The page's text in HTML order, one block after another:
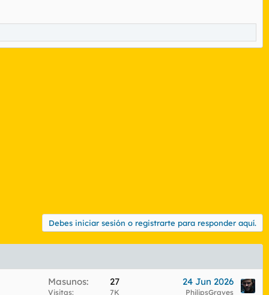
Debes iniciar sesión o registrarte para responder aquí.
Masunos 27
Visitas 7K
24 Jun 2026
PhilipsGraves